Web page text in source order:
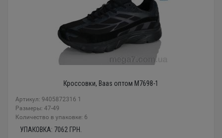
Кроссовки, Baas оптом M7698-1
Артикул: 9405872316 1
Размеры: 47-49
Количество в упаковке: 6
УПАКОВКА: 7062 ГРН.